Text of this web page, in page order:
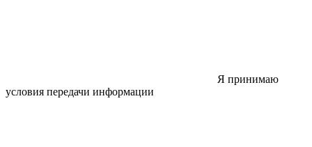
Я принимаю
условия передачи информации